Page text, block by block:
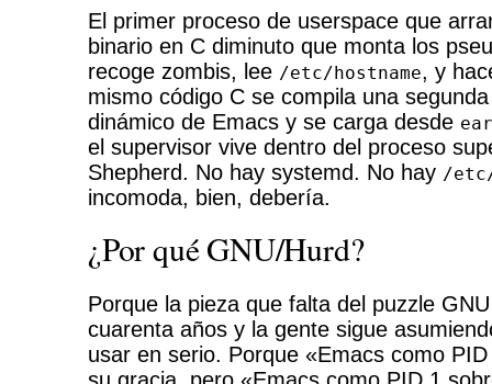
El primer proceso de userspace que
binario en C diminuto que monta los
recoge zombis, lee /etc/hostname, y
mismo código C se compila una
dinámico de Emacs y se carga desde
el supervisor vive dentro del proceso
Shepherd. No hay systemd. No hay /
incomoda, bien, debería.
¿Por qué GNU/Hurd?
Porque la pieza que falta del puzzle
cuarenta años y la gente sigue
usar en serio. Porque «Emacs como
su gracia, pero «Emacs como PID 1